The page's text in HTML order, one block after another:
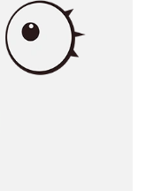
预计送达日期
预计送达日期